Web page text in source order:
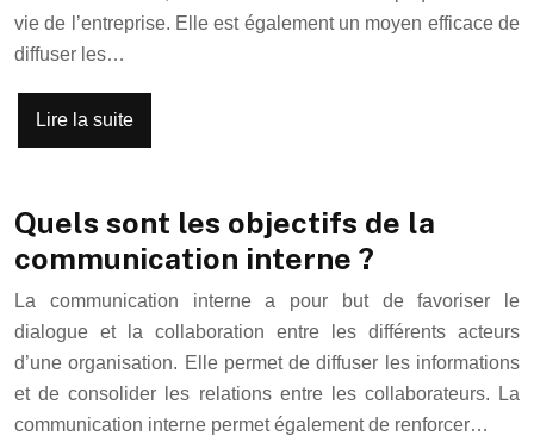
vie de l’entreprise. Elle est également un moyen efficace de
diffuser les…
Lire la suite
Quels sont les objectifs de la
communication interne ?
La communication interne a pour but de favoriser le
dialogue et la collaboration entre les différents acteurs
d’une organisation. Elle permet de diffuser les informations
et de consolider les relations entre les collaborateurs. La
communication interne permet également de renforcer…